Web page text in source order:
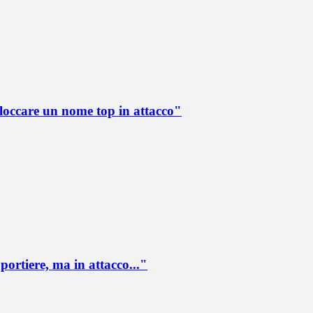
un nome top in attacco"
ma in attacco..."